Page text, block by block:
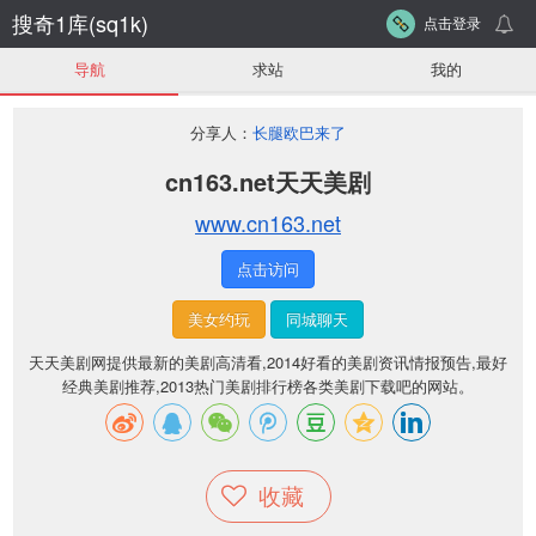
搜奇1库(sq1k) 点击登录
导航 求站 我的
分享人： 长腿欧巴来了
cn163.net天天美剧
www.cn163.net
点击访问
美女约玩
同城聊天
天天美剧网提供最新的美剧高清看,2014好看的美剧资讯情报预告,最好
经典美剧推荐,2013热门美剧排行榜各类美剧下载吧的网站。
收藏